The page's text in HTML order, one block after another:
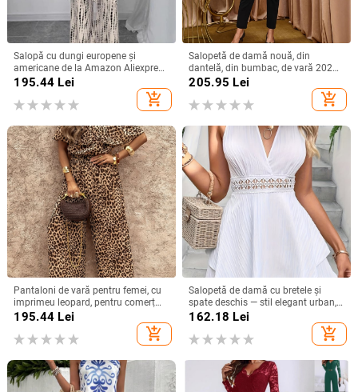
Salopă cu dungi europene și
americane de la Amazon Aliexpress
2025, stil de vacanță de vară, cu
umăr gol, cu cravată, sală lungă cu
picior larg
195.44 Lei
add_shopping_cart
Salopetă de damă nouă, din
dantelă, din bumbac, de vară 2025,
din Europa și America, de pe
Amazon, cea mai bine vândută din
Europa și America.
205.95 Lei
add_shopping_cart
Pantaloni de vară pentru femei, cu
imprimeu leopard, pentru comerț
exterior transfrontalier, europene și
195.44 Lei
add_shopping_cart
Salopetă de damă cu bretele și
spate deschis — stil elegant urban,
poliester, talie elastică, lungime trei
162.18 Lei
add_shopping_cart